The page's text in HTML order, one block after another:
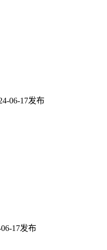
06-17发布
17发布